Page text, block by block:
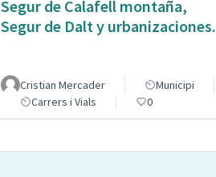
Segur de Calafell montaña,
Segur de Dalt y urbanizaciones.
Cristian Mercader
Municipi
Carrers i Vials
0